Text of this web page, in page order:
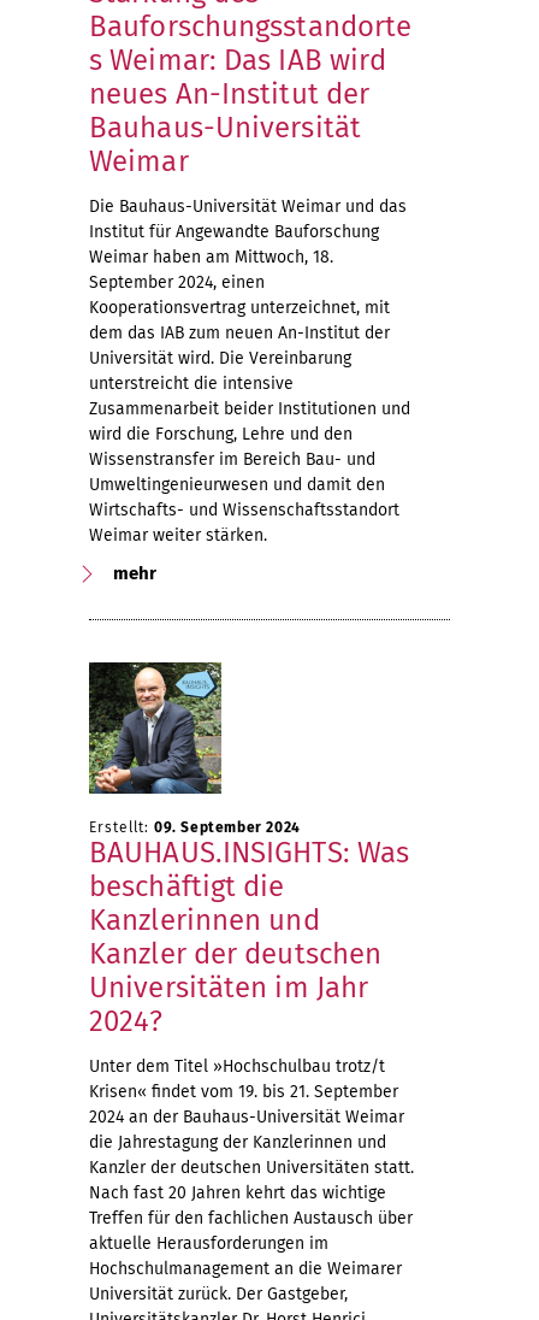
Bauforschungsstandorte
s Weimar: Das IAB wird
neues An-Institut der
Bauhaus-Universität
Weimar
Die Bauhaus-Universität Weimar und das
Institut für Angewandte Bauforschung
Weimar haben am Mittwoch, 18.
September 2024, einen
Kooperationsvertrag unterzeichnet, mit
dem das IAB zum neuen An-Institut der
Universität wird. Die Vereinbarung
unterstreicht die intensive
Zusammenarbeit beider Institutionen und
wird die Forschung, Lehre und den
Wissenstransfer im Bereich Bau- und
Umweltingenieurwesen und damit den
Wirtschafts- und Wissenschaftsstandort
Weimar weiter stärken.
mehr
Erstellt: 09. September 2024
BAUHAUS.INSIGHTS: Was
beschäftigt die
Kanzlerinnen und
Kanzler der deutschen
Universitäten im Jahr
2024?
Unter dem Titel »Hochschulbau trotz/t
Krisen« findet vom 19. bis 21. September
2024 an der Bauhaus-Universität Weimar
die Jahrestagung der Kanzlerinnen und
Kanzler der deutschen Universitäten statt.
Nach fast 20 Jahren kehrt das wichtige
Treffen für den fachlichen Austausch über
aktuelle Herausforderungen im
Hochschulmanagement an die Weimarer
Universität zurück. Der Gastgeber,